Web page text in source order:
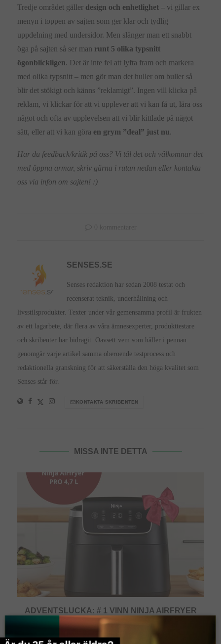
Tredje området gäller design och enhetlighet – vi gillar ex
menyn i toppen av sajten som ger klar och tydlig
uppdelning med undersidor. Men slänger man ett snabbt
öga på sajten så ser man runt 5 olika typsnitt
ögonblickligen. Det är inte fel att lyfta fram och markera
med olika typsnitt – men gör man det huller om buller så
blir det stökigt och känns ”reklamigt”. Ingen vill klicka på
reklam, vi klickar för att vi upplever att vi kan få ut, lära oss
något och ofta av upplevelsen att vi blir kittlade på något
sätt, eller att vi kan göra en grym ”deal” just nu.
Har du feedback/kritik på oss? Vi tål det och välkomnar det
med öppna armar, skriv gärna i rutan nedan eller kontakta
oss via infon om sajten! :)
0 kommentarer
SENSES.SE
Senses redaktion har sedan 2008 testat och
recenserat teknik, underhållning och
livsstilsprodukter. Texter under vår gemensamma profil är frukten
av ett lagarbete, där flera av våra ämnesexperter, produkttestare
och skribenter har bidragit. Oavsett vem som håller i pennan
genomgår varje artikel samma oberoende testprocess och
redaktionella granskning för att säkerställa den höga kvalitet som
Senses står för.
KONTAKTA SKRIBENTEN
MISSA INTE DETTA
ADVENTSLUCKA: # 1 VINN NINJA AIRFRYER
PRO 4,7 L...
december 2, 2025